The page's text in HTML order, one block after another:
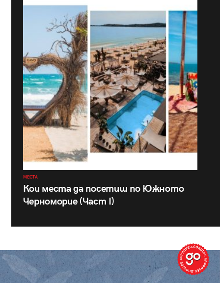
МЕСТА
Кои места да посетиш по Южното
Черноморие (Част I)